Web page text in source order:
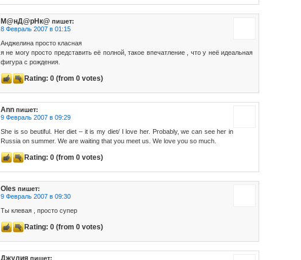
М@нД@рНк@ пишет:
8 Февраль 2007 в 01:15
Анджелина просто класная
я не могу просто представить её полной, такое впечатление , что у неё идеальная
фигура с рождения.
Rating: 0 (from 0 votes)
Ann пишет:
9 Февраль 2007 в 09:29
She is so beutiful. Her diet – it is my diet/ I love her. Probably, we can see her in
Russia on summer. We are waiting that you meet us. We love you so much.
Rating: 0 (from 0 votes)
Oles пишет:
9 Февраль 2007 в 09:30
Ты клевая , просто супер
Rating: 0 (from 0 votes)
Джулия пишет: